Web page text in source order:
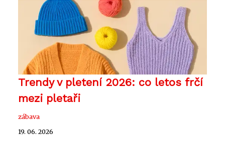
Trendy v pletení 2026: co letos frčí
mezi pletaři
zábava
19. 06. 2026